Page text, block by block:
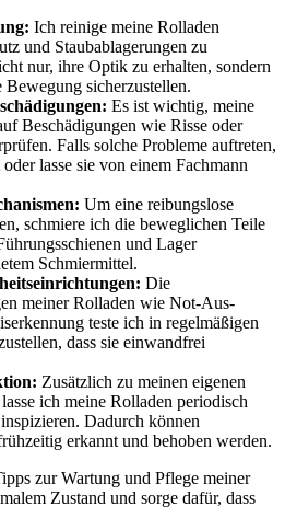
Ich reinige meine Rolladen
und Staubablagerungen zu
nur, ihre Optik zu erhalten, sondern
Bewegung sicherzustellen.
Es ist wichtig, meine
Beschädigungen wie Risse oder
Falls solche Probleme auftreten,
lasse sie von einem Fachmann
Um eine reibungslose
schmiere ich die beweglichen Teile
und Lager
Schmiermittel.
Die
meiner Rolladen wie Not-Aus-
teste ich in regelmäßigen
dass sie einwandfrei
Zusätzlich zu meinen eigenen
ich meine Rolladen periodisch
Dadurch können
erkannt und behoben werden.
zur Wartung und Pflege meiner
Zustand und sorge dafür, dass